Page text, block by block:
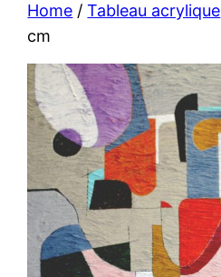
Home /Tableau acrylique
cm